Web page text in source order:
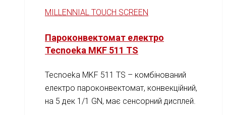
MILLENNIAL TOUCH SCREEN
Пароконвектомат електро
Tecnoeka MKF 511 TS
Tecnoeka MKF 511 TS – комбінований
електро пароконвектомат, конвекційний,
на 5 дек 1/1 GN, має сенсорний дисплей.